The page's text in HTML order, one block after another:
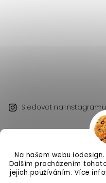
Na našem webu
Dalším procházením
jejich používáním. Více
Sledovat na Instagramu